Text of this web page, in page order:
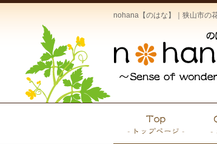
nohana【のはな】｜狭山市の